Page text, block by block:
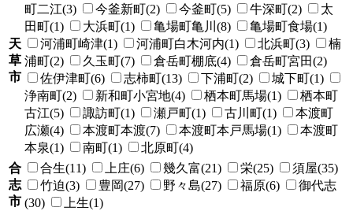
天
草
市
町二江(3)
今釜新町(2) 今釜町(5) 牛深町(2)
太
田町(1)
大浜町(1) 亀場町亀川(8)
亀場町食場(1)
河浦町崎津(1)
河浦町白木河内(1) 北浜町(3)
楠
浦町(2)
久玉町(7) 倉岳町棚底(4)
倉岳町宮田(2)
佐伊津町(6)
志柿町(13) 下浦町(2)
城下町(1)
浄南町(2)
新和町小宮地(4) 栖本町馬場(1)
栖本町
古江(5)
諏訪町(1) 瀬戸町(1) 古川町(1)
本渡町
広瀬(4)
本渡町本渡(7) 本渡町本戸馬場(1)
本渡町
本泉(1)
南町(1)
北原町(4)
合
志
市
合生(11) 上庄(6) 幾久富(21) 栄(25)
須屋(35)
竹迫(3)
豊岡(27) 野々島(27) 福原(6)
御代志
(30)
上生(1)